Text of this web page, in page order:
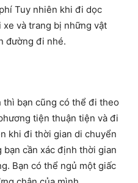
Tuy nhiên khi đi dọc
xe và trang bị những vật
đường đi nhé.
bạn cũng có thể đi theo
tiện thuận tiện và đi
khi đi thời gian di chuyển
cần xác định thời gian
Bạn có thể ngủ một giấc